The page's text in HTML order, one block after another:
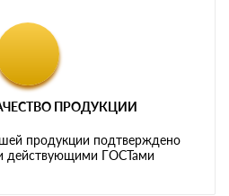
ПРОДУКЦИИ
продукции подтверждено
действующими ГОСТами